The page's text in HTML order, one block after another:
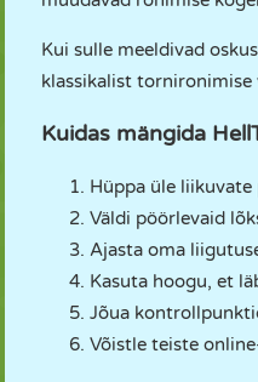
Kui sulle meeldivad
klassikalist tornironimise
Kuidas mängida
Hüppa üle
Väldi pöörlevaid
Ajasta oma
Kasuta hoogu, et
Jõua
Võistle teiste